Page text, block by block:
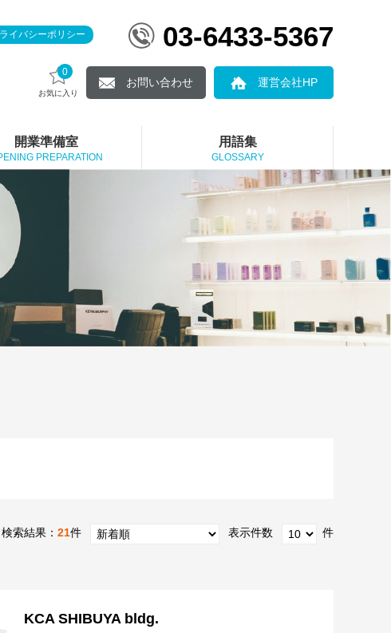
イバシーポリシー 03-6433-5367
0
お気に入り
お問い合わせ 運営会社HP
開業準備室
PREPARATION
用語集
GLOSSARY
検索結果： 21件 表示件数 件
KCA SHIBUYA bldg.